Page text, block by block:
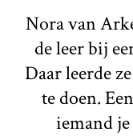
Nora van
de leer bij
Daar leerde
te doen.
iemand